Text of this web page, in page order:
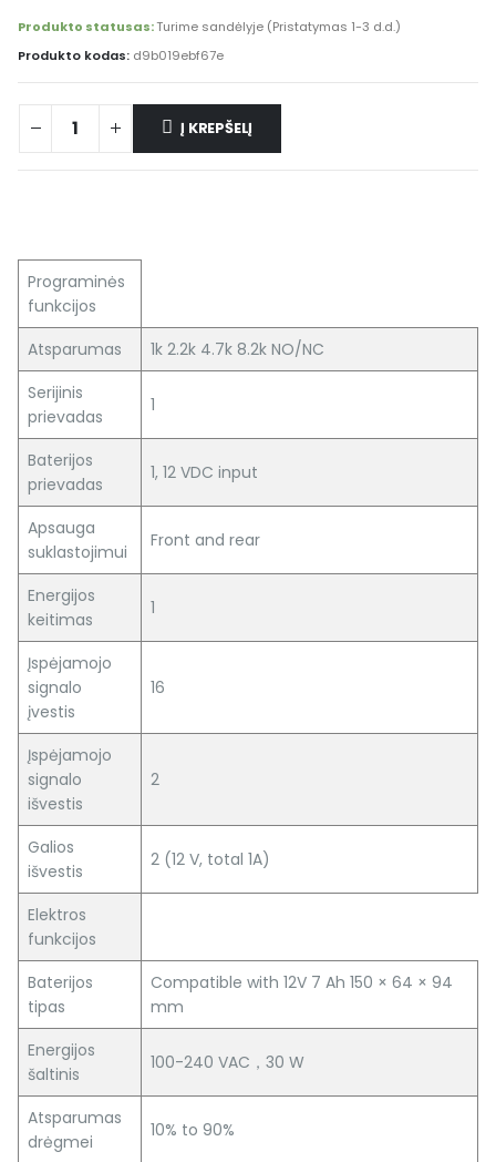
Produkto statusas:Turime sandėlyje (Pristatymas 1-3 d.d.)
Produkto kodas: d9b019ebf67e
Į KREPŠELĮ
Programinės
funkcijos
Atsparumas
1k 2.2k 4.7k 8.2k NO/NC
Serijinis
prievadas
1
Baterijos
prievadas
1, 12 VDC input
Apsauga
suklastojimui
Front and rear
Energijos
keitimas
1
Įspėjamojo
signalo
įvestis
16
Įspėjamojo
signalo
išvestis
2
Galios
išvestis
2 (12 V, total 1A)
Elektros
funkcijos
Baterijos
tipas
Compatible with 12V 7 Ah 150 × 64 × 94
mm
Energijos
šaltinis
100-240 VAC，30 W
Atsparumas
drėgmei
10% to 90%